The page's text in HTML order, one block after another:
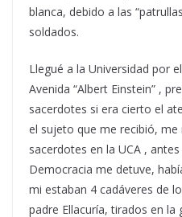
blanca, debido a las
soldados.
Llegué a la Universidad por
Avenida “Albert Einstein” ,
sacerdotes si era cierto el
el sujeto que me recibió,
sacerdotes en la UCA ,
Democracia me detuve,
mi estaban 4 cadáveres de
padre Ellacuría, tirados en la